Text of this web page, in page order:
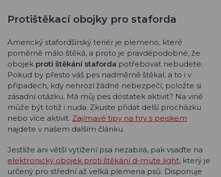
Protištěkací obojky pro staforda
Americký stafordšírský teriér je plemeno, které
poměrně málo štěká, a proto je pravděpodobné, že
obojek proti štěkání staforda potřebovat nebudete.
Pokud by přesto váš pes nadměrně štěkal, a to i v
případech, kdy nehrozí žádné nebezpečí, položte si
zásadní otázku. Má můj pes dostatek aktivit? Na vině
může být totiž i nuda. Zkuste přidat delší procházku
nebo více aktivit. Zajímavé tipy na hry s pejskem
najdete v našem dalším článku.
Jestliže ani větší vytížení psa nezabírá, pak vsaďte na
elektronický obojek proti štěkání d-mute light, který je
určený pro střední až velká plemena psů. Disponuje